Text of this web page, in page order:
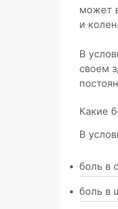
может
и
В
своем
Какие
В
боль в
боль в